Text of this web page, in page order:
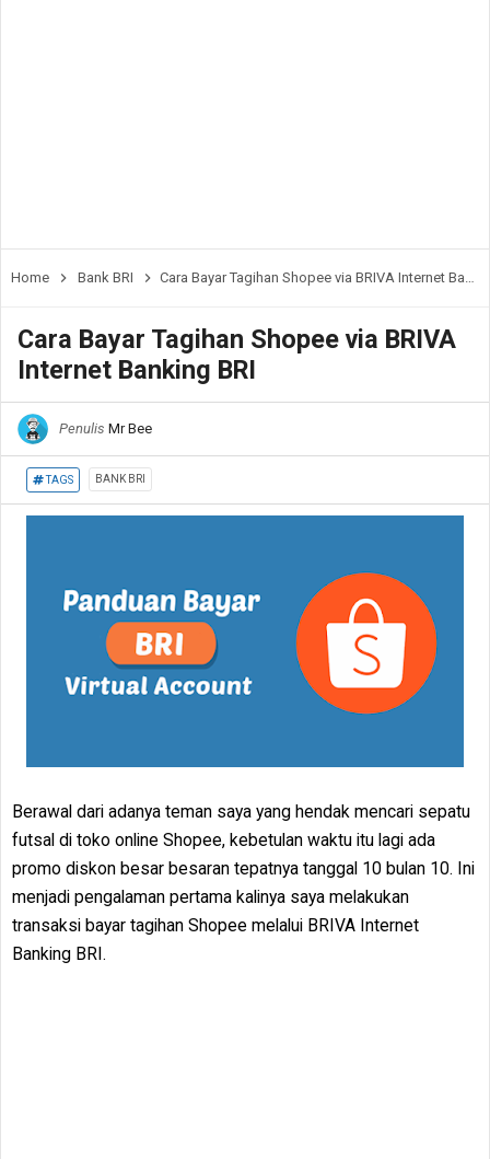
Home Bank BRI Cara Bayar Tagihan Shopee via BRIVA Internet Banking BRI
Cara Bayar Tagihan Shopee via BRIVA
Internet Banking BRI
Penulis Mr Bee
TAGS BANK BRI
Berawal dari adanya teman saya yang hendak mencari sepatu
futsal di toko online Shopee, kebetulan waktu itu lagi ada
promo diskon besar besaran tepatnya tanggal 10 bulan 10. Ini
menjadi pengalaman pertama kalinya saya melakukan
transaksi bayar tagihan Shopee melalui BRIVA Internet
Banking BRI.